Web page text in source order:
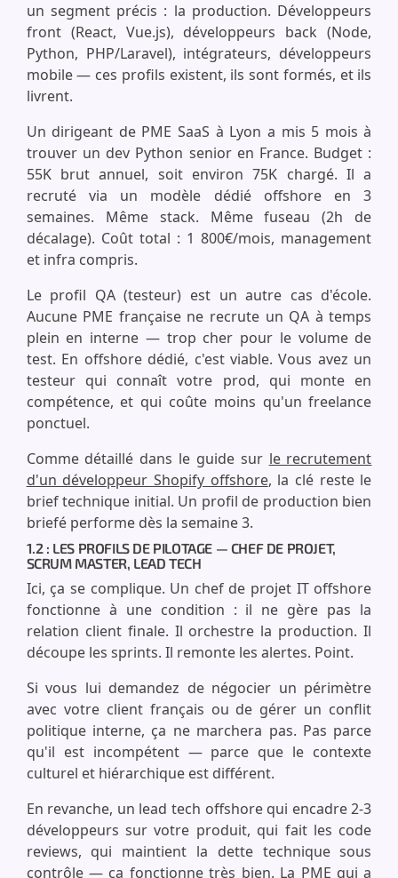
un segment précis : la production. Développeurs
front (React, Vue.js), développeurs back (Node,
Python, PHP/Laravel), intégrateurs, développeurs
mobile — ces profils existent, ils sont formés, et ils
livrent.
Un dirigeant de PME SaaS à Lyon a mis 5 mois à
trouver un dev Python senior en France. Budget :
55K brut annuel, soit environ 75K chargé. Il a
recruté via un modèle dédié offshore en 3
semaines. Même stack. Même fuseau (2h de
décalage). Coût total : 1 800€/mois, management
et infra compris.
Le profil QA (testeur) est un autre cas d'école.
Aucune PME française ne recrute un QA à temps
plein en interne — trop cher pour le volume de
test. En offshore dédié, c'est viable. Vous avez un
testeur qui connaît votre prod, qui monte en
compétence, et qui coûte moins qu'un freelance
ponctuel.
Comme détaillé dans le guide sur le recrutement
d'un développeur Shopify offshore, la clé reste le
brief technique initial. Un profil de production bien
briefé performe dès la semaine 3.
1.2 : LES PROFILS DE PILOTAGE — CHEF DE PROJET,
SCRUM MASTER, LEAD TECH
Ici, ça se complique. Un chef de projet IT offshore
fonctionne à une condition : il ne gère pas la
relation client finale. Il orchestre la production. Il
découpe les sprints. Il remonte les alertes. Point.
Si vous lui demandez de négocier un périmètre
avec votre client français ou de gérer un conflit
politique interne, ça ne marchera pas. Pas parce
qu'il est incompétent — parce que le contexte
culturel et hiérarchique est différent.
En revanche, un lead tech offshore qui encadre 2-3
développeurs sur votre produit, qui fait les code
reviews, qui maintient la dette technique sous
contrôle — ça fonctionne très bien. La PME qui a